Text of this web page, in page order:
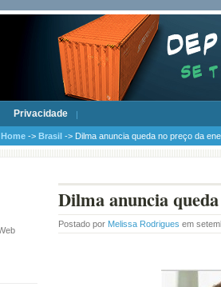
Privacidade
Home -> Brasil -> Dilma anuncia queda no preço da
Dilma anuncia
Postado por Melissa Rodrigues em